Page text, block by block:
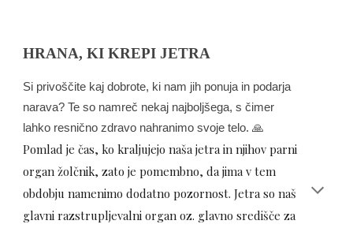
HRANA, KI KREPI JETRA
Si privoščite kaj dobrote, ki nam jih ponuja in podarja
narava? Te so namreč nekaj najboljšega, s čimer
lahko resnično zdravo nahranimo svoje telo. 🙏
Pomlad je čas, ko kraljujejo naša jetra in njihov parni
organ žolčnik, zato je pomembno, da jima v tem
obdobju namenimo dodatno pozornost. Jetra so naš
glavni razstrupljevalni organ oz. glavno središče za